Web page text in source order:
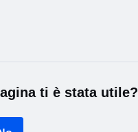
ti è stata utile?